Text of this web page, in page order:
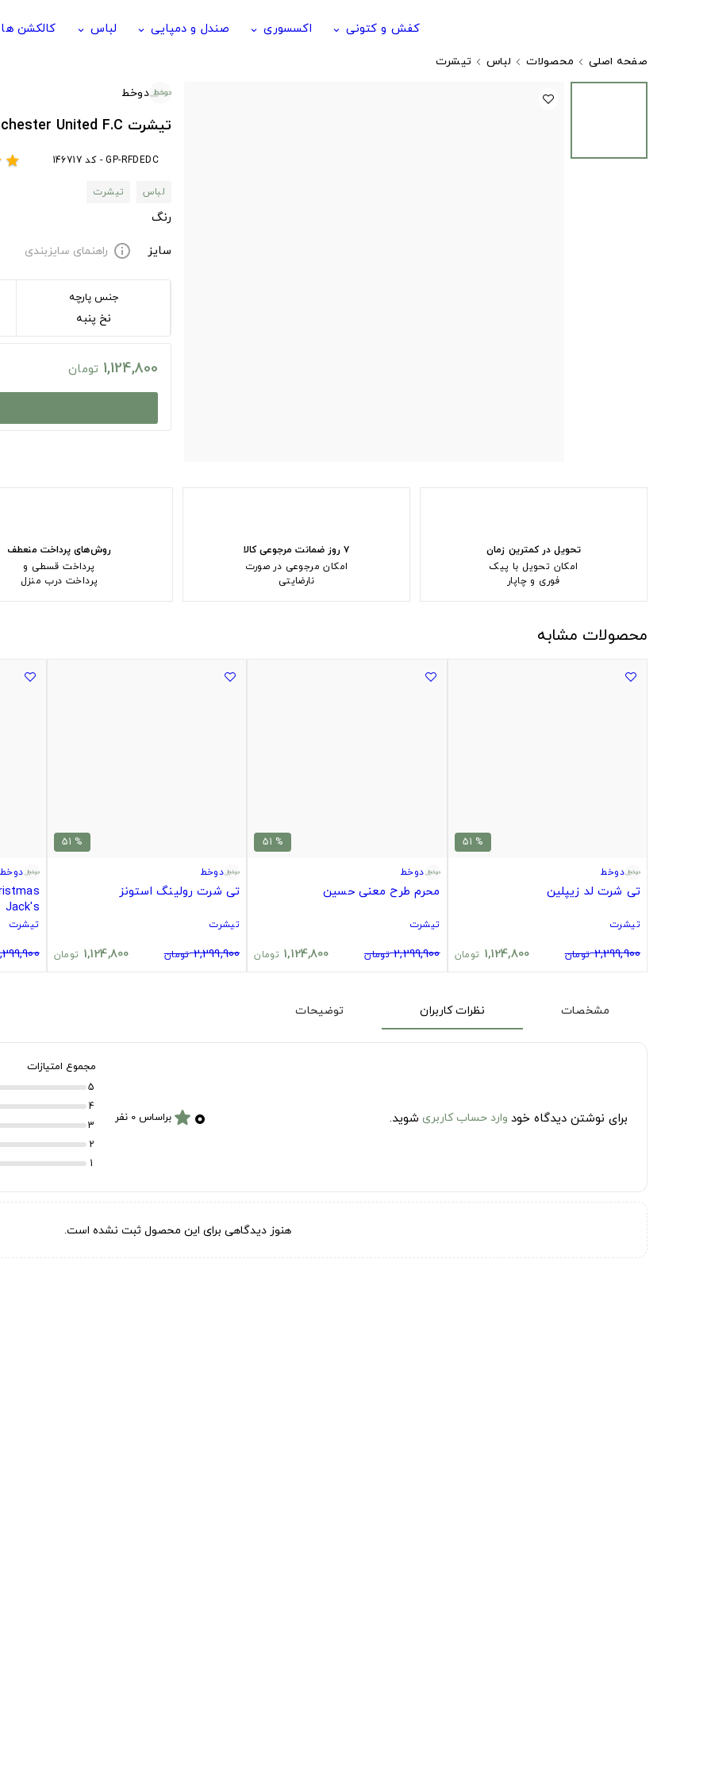
کفش و کتونی keyboard_arrow_down اکسسوری keyboard_arrow_down صندل و دمپایی keyboard_arrow_down لباس keyboard_arrow_down کالکشن ها
صفحه اصلی محصولات لباس
تیشرت
دوخط
تیشرت Manchester United F.C طرح Manchester Football Legends
GP-RFDEDC - کد 146717 star
لباس
تیشرت
رنگ
سایز
info راهنمای سایزبندی
جنس پارچه
نخ پنبه
1,124,800 تومان
تحویل در کمترین زمان
امکان تحویل با پیک
فوری و چاپار
۷ روز ضمانت مرجوعی کالا
امکان مرجوعی در صورت
نارضایتی
روش‌های پرداخت منعطف
پرداخت قسطی و
پرداخت درب منزل
محصولات مشابه
% 51
دوخط
تی شرت لد زیپلین
تیشرت
2,299,900 تومان 1,124,800 تومان
% 51
دوخط
محرم طرح معنی حسین
تیشرت
2,299,900 تومان 1,124,800 تومان
% 51
دوخط
تی شرت رولینگ استونز
تیشرت
2,299,900 تومان 1,124,800 تومان
دوخط
Jack's
تیشرت
مشخصات نظرات کاربران توضیحات
برای نوشتن دیدگاه خود وارد حساب کاربری شوید. ۰ starبراساس 0 نفر
مجموع امتیازات
5
4
3
2
1
هنوز دیدگاهی برای این محصول ثبت نشده است.